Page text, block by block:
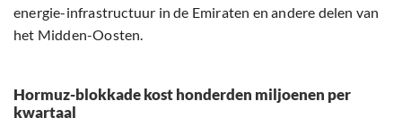
energie-infrastructuur in de Emiraten en andere delen van
het Midden-Oosten.
Hormuz-blokkade kost honderden miljoenen per
kwartaal